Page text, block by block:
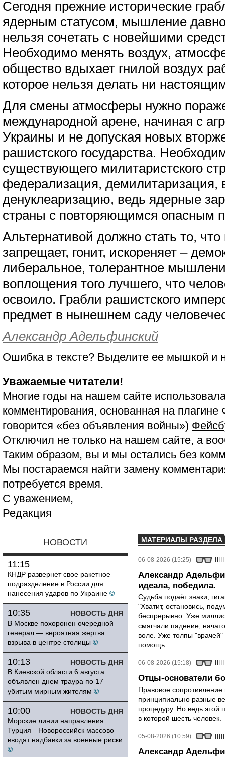
Сегодня прежние исторические
ядерным статусом, мышление
нельзя сочетать с новейшими
Необходимо менять воздух,
общество вдыхает гнилой воздух
которое нельзя делать ни
Для смены атмосферы нужно
международной арене, начиная с
Украины и не допуская новых
рашистского государства.
существующего милитаристского
федерализация, демилитаризация,
денуклеаризацию, ведь ядерные
страны с повторяющимся опасным
Альтернативой должно стать то,
запрещает, гонит, искореняет –
либеральное, толерантное
воплощения того лучшего, что
освоило. Грабли рашистского
предмет в нынешнем саду
Александр Адельфинский
Ошибка в тексте? Выделите ее мышкой и
Уважаемые читатели!
Многие годы на нашем сайте
комментирования, основанная на
говорится «без объявления войны»)
Отключил не только на нашем сайте, а
Таким образом, вы и мы остались без
Мы постараемся найти замену
потребуется время.
С уважением,
Редакция
НОВОСТИ
11:15
КНДР развернет свое ракетное
подразделение в России для
нанесения ударов по Украине ©
НОВОСТЬ ДНЯ
10:35
В Москве похоронен очередной
генерал — вероятная жертва
взрыва в центре столицы ©
НОВОСТЬ ДНЯ
10:13
В Киевской области 6 августа
объявлен днем траура по 17
убитым мирным жителям ©
НОВОСТЬ ДНЯ
10:00
Морские линии направления
Турция—Новороссийск массово
вводят надбавки за военные риски
©
МАТЕРИАЛЫ РАЗДЕЛА
06-08-2026 (15:25)
Александр
идеала, победила.
Судьба подаёт знаки,
"Хватит, остановись,
беспрерывно. Уже
смягчали падение,
воле. Уже толпы
помощь.
06-08-2026 (15:18)
Отцы-основатели
Правовое
принципиально разные
процедуру. Но ведь этой
в которой шесть человек.
05-08-2026 (10:59)
Александр